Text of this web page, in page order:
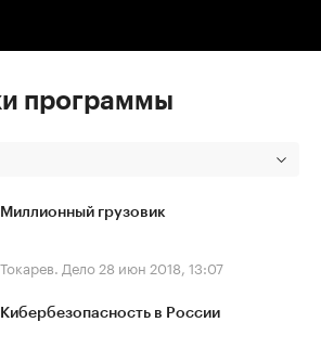
программы
Миллионный грузовик
Токарев. Дело 28 июн 2018, 13:07
Кибербезопасность в России